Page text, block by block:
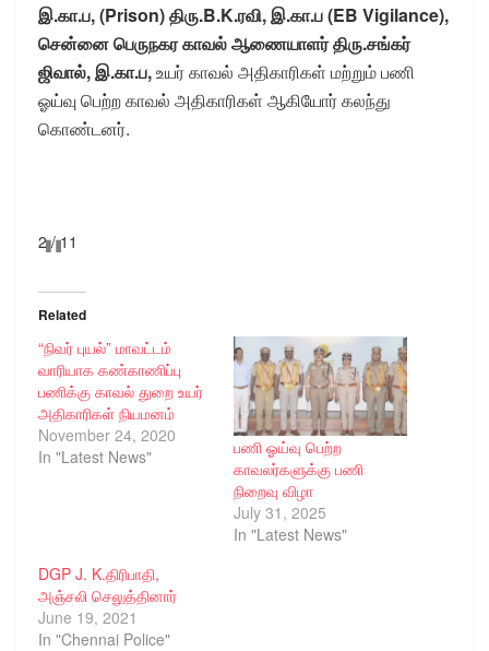
இ.கா.ப, (Prison) திரு.B.K.ரவி, இ.கா.ப (EB Vigilance),
சென்னை பெருநகர காவல் ஆணையாளர் திரு.சங்கர்
ஜிவால், இ.கா.ப,உயர் காவல் அதிகாரிகள் மற்றும் பணி
ஓய்வு பெற்ற காவல் அதிகாரிகள் ஆகியோர் கலந்து
கொண்டனர்.
2 / 11
Related
“நிவர் புயல்” மாவட்டம்
வாரியாக கண்காணிப்பு
பணிக்கு காவல் துறை உயர்
அதிகாரிகள் நியமனம்
November 24, 2020
In "Latest News"
பணி ஓய்வு பெற்ற
காவலர்களுக்கு பணி
நிறைவு விழா
July 31, 2025
In "Latest News"
DGP J. K.திரிபாதி,
அஞ்சலி செலுத்தினார்
June 19, 2021
In "Chennai Police"